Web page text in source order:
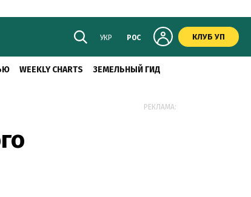
УКР РОС КЛУБ УП
WEEKLY CHARTS ЗЕМЕЛЬНЫЙ ГИД
РЕКЛАМА: